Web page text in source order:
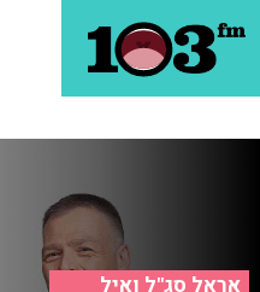
אראל סג"ל ואיל